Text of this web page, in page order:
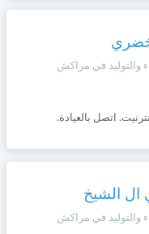
والتوليد في مراكش
اتصل بالعيادة.
ال الشيخ
والتوليد في مراكش